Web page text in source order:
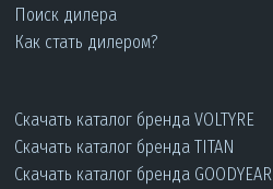
Поиск дилера
Как стать дилером?
Скачать каталог бренда VOLTYRE
Скачать каталог бренда TITAN
Скачать каталог бренда GOODYEAR